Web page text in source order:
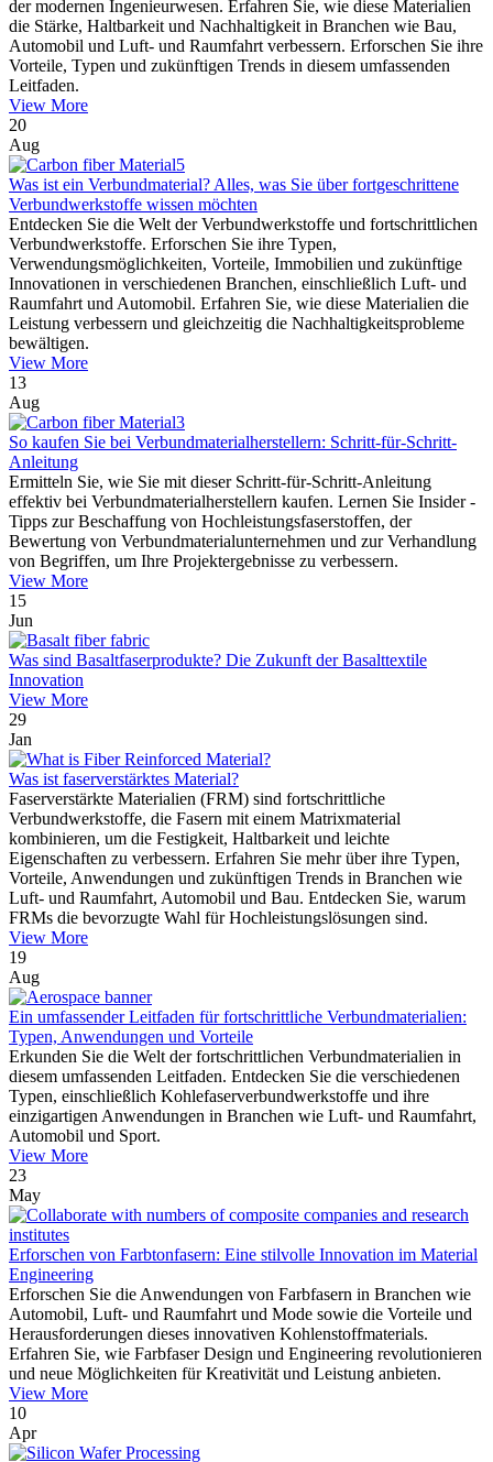
der modernen Ingenieurwesen. Erfahren Sie, wie diese Materialien
die Stärke, Haltbarkeit und Nachhaltigkeit in Branchen wie Bau,
Automobil und Luft- und Raumfahrt verbessern. Erforschen Sie ihre
Vorteile, Typen und zukünftigen Trends in diesem umfassenden
Leitfaden.
View More
20
Aug
Was ist ein Verbundmaterial? Alles, was Sie über fortgeschrittene
Verbundwerkstoffe wissen möchten
Entdecken Sie die Welt der Verbundwerkstoffe und fortschrittlichen
Verbundwerkstoffe. Erforschen Sie ihre Typen,
Verwendungsmöglichkeiten, Vorteile, Immobilien und zukünftige
Innovationen in verschiedenen Branchen, einschließlich Luft- und
Raumfahrt und Automobil. Erfahren Sie, wie diese Materialien die
Leistung verbessern und gleichzeitig die Nachhaltigkeitsprobleme
bewältigen.
View More
13
Aug
So kaufen Sie bei Verbundmaterialherstellern: Schritt-für-Schritt-
Anleitung
Ermitteln Sie, wie Sie mit dieser Schritt-für-Schritt-Anleitung
effektiv bei Verbundmaterialherstellern kaufen. Lernen Sie Insider -
Tipps zur Beschaffung von Hochleistungsfaserstoffen, der
Bewertung von Verbundmaterialunternehmen und zur Verhandlung
von Begriffen, um Ihre Projektergebnisse zu verbessern.
View More
15
Jun
Was sind Basaltfaserprodukte? Die Zukunft der Basalttextile
Innovation
View More
29
Jan
Was ist faserverstärktes Material?
Faserverstärkte Materialien (FRM) sind fortschrittliche
Verbundwerkstoffe, die Fasern mit einem Matrixmaterial
kombinieren, um die Festigkeit, Haltbarkeit und leichte
Eigenschaften zu verbessern. Erfahren Sie mehr über ihre Typen,
Vorteile, Anwendungen und zukünftigen Trends in Branchen wie
Luft- und Raumfahrt, Automobil und Bau. Entdecken Sie, warum
FRMs die bevorzugte Wahl für Hochleistungslösungen sind.
View More
19
Aug
Ein umfassender Leitfaden für fortschrittliche Verbundmaterialien:
Typen, Anwendungen und Vorteile
Erkunden Sie die Welt der fortschrittlichen Verbundmaterialien in
diesem umfassenden Leitfaden. Entdecken Sie die verschiedenen
Typen, einschließlich Kohlefaserverbundwerkstoffe und ihre
einzigartigen Anwendungen in Branchen wie Luft- und Raumfahrt,
Automobil und Sport.
View More
23
May
Erforschen von Farbtonfasern: Eine stilvolle Innovation im Material
Engineering
Erforschen Sie die Anwendungen von Farbfasern in Branchen wie
Automobil, Luft- und Raumfahrt und Mode sowie die Vorteile und
Herausforderungen dieses innovativen Kohlenstoffmaterials.
Erfahren Sie, wie Farbfaser Design und Engineering revolutionieren
und neue Möglichkeiten für Kreativität und Leistung anbieten.
View More
10
Apr